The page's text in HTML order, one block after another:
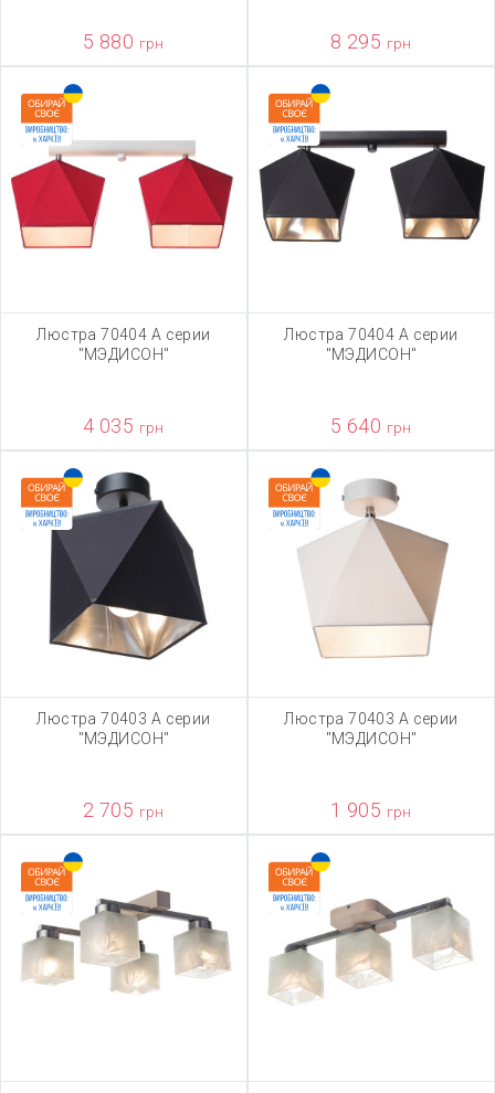
5 880 грн 8 295 грн
Люстра 70404 А серии
"МЭДИСОН"
4 035 грн
Люстра 70404 А серии
"МЭДИСОН"
5 640 грн
Люстра 70403 А серии
"МЭДИСОН"
2 705 грн
Люстра 70403 А серии
"МЭДИСОН"
1 905 грн